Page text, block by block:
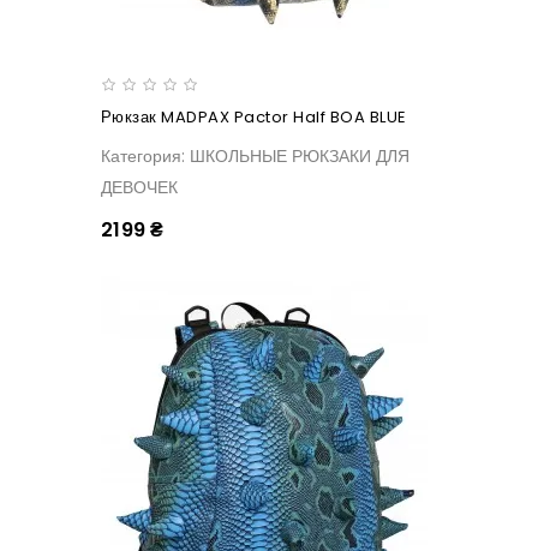
Рюкзак MADPAX Pactor Half BOA BLUE
Категория: ШКОЛЬНЫЕ РЮКЗАКИ ДЛЯ
ДЕВОЧЕК
2199 ₴